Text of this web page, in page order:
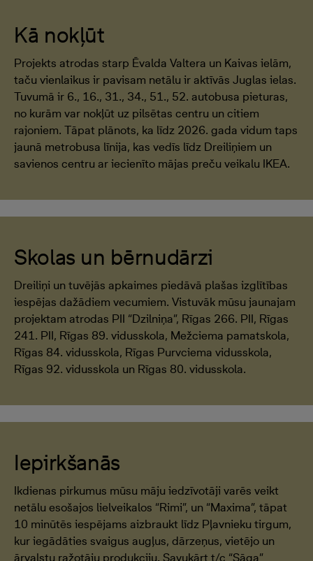
Kā nokļūt
Projekts atrodas starp Ēvalda Valtera un Kaivas ielām,
taču vienlaikus ir pavisam netālu ir aktīvās Juglas ielas.
Tuvumā ir 6., 16., 31., 34., 51., 52. autobusa pieturas,
no kurām var nokļūt uz pilsētas centru un citiem
rajoniem. Tāpat plānots, ka līdz 2026. gada vidum taps
jaunā metrobusa līnija, kas vedīs līdz Dreiliņiem un
savienos centru ar iecienīto mājas preču veikalu IKEA.
Skolas un bērnudārzi
Dreiliņi un tuvējās apkaimes piedāvā plašas izglītības
iespējas dažādiem vecumiem. Vistuvāk mūsu jaunajam
projektam atrodas PII “Dzilniņa”, Rīgas 266. PII, Rīgas
241. PII, Rīgas 89. vidusskola, Mežciema pamatskola,
Rīgas 84. vidusskola, Rīgas Purvciema vidusskola,
Rīgas 92. vidusskola un Rīgas 80. vidusskola.
Iepirkšanās
Ikdienas pirkumus mūsu māju iedzīvotāji varēs veikt
netālu esošajos lielveikalos “Rimi”, un “Maxima”, tāpat
10 minūtēs iespējams aizbraukt līdz Pļavnieku tirgum,
kur iegādāties svaigus augļus, dārzeņus, vietējo un
ārvalstu ražotāju produkciju. Savukārt t/c “Sāga”